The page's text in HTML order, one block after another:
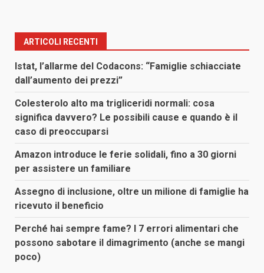
ARTICOLI RECENTI
Istat, l’allarme del Codacons: “Famiglie schiacciate
dall’aumento dei prezzi”
Colesterolo alto ma trigliceridi normali: cosa
significa davvero? Le possibili cause e quando è il
caso di preoccuparsi
Amazon introduce le ferie solidali, fino a 30 giorni
per assistere un familiare
Assegno di inclusione, oltre un milione di famiglie ha
ricevuto il beneficio
Perché hai sempre fame? I 7 errori alimentari che
possono sabotare il dimagrimento (anche se mangi
poco)